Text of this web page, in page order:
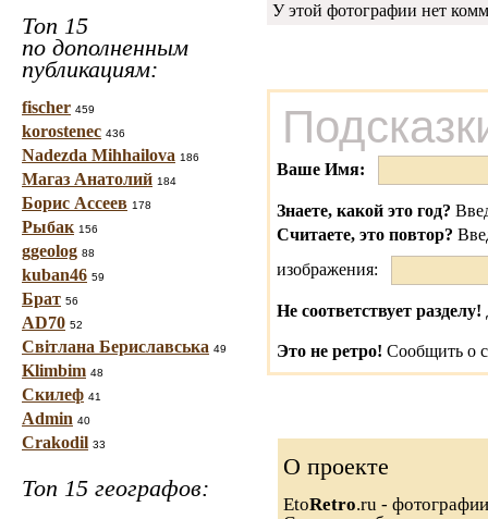
Топ 15
по дополненным
публикациям:
fischer 459
korostenec 436
Nadezda Mihhailova 186
Магаз Анатолий 184
Борис Ассеев 178
Рыбак 156
ggeolog 88
kuban46 59
Брат 56
AD70 52
Світлана Бериславська 49
Klimbim 48
Скилеф 41
Admin 40
Crakodil 33
Топ 15 географов:
У этой фотографии нет
Ваше Имя:
Знаете, какой это год?
Считаете, это повтор?
изображения:
Не соответствует разделу!
Это не ретро! Сообщить о
О проекте
EtoRetro.ru -